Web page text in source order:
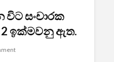
විට සංචාරක
ඉක්මවනු ඇත.